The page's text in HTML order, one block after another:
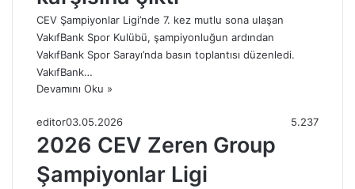
CEV Şampiyonlar Ligi’nde 7. kez mutlu sona ulaşan
VakıfBank Spor Kulübü, şampiyonluğun ardından
VakıfBank Spor Sarayı’nda basın toplantısı düzenledi.
VakıfBank…
Devamını Oku »
editor03.05.2026 5.237
2026 CEV Zeren Group
Şampiyonlar Ligi